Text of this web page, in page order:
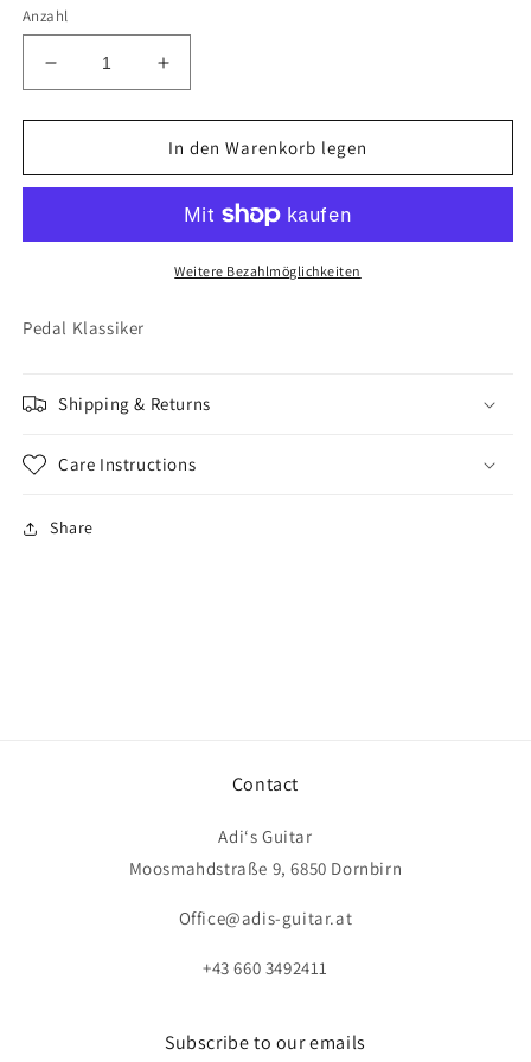
Anzahl
Verringere
die
Menge
Ibanez,
Erhöhe
die
Menge
für
Ibanez,
Delay
In den Warenkorb legen
Weitere Bezahlmöglichkeiten
Pedal Klassiker
Shipping & Returns
Care Instructions
Share
Contact
Adi‘s Guitar
Moosmahdstraße 9, 6850 Dornbirn
Office@adis-guitar.at
+43 660 3492411
Subscribe to our emails